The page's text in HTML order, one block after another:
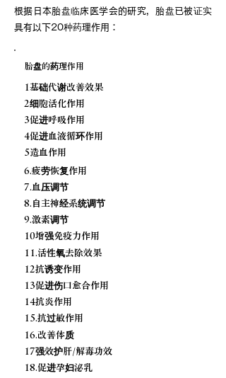
根据日本胎盘临床医学会的研究，胎盘已被证实
具有以下20种药理作用：
胎盘的药理作用
1基础代谢改善效果
2细胞活化作用
3促进呼吸作用
4促进血液循环作用
5造血作用
6.疲劳恢复作用
7.血压调节
8.自主神经系统调节
9.激素调节
10增强免疫力作用
11.活性氧去除效果
12抗诱变作用
13促进伤口愈合作用
14抗炎作用
15.抗过敏作用
16.改善体质
17强效护肝/解毒功效
18.促进孕妇泌乳